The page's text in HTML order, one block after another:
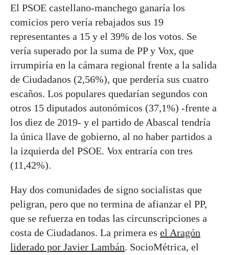
El PSOE castellano-manchego ganaría los
comicios pero vería rebajados sus 19
representantes a 15 y el 39% de los votos. Se
vería superado por la suma de PP y Vox, que
irrumpiría en la cámara regional frente a la salida
de Ciudadanos (2,56%), que perdería sus cuatro
escaños. Los populares quedarían segundos con
otros 15 diputados autonómicos (37,1%) -frente a
los diez de 2019- y el partido de Abascal tendría
la única llave de gobierno, al no haber partidos a
la izquierda del PSOE. Vox entraría con tres
(11,42%).
Hay dos comunidades de signo socialistas que
peligran, pero que no termina de afianzar el PP,
que se refuerza en todas las circunscripciones a
costa de Ciudadanos. La primera es el Aragón
liderado por Javier Lambán. SocioMétrica, el